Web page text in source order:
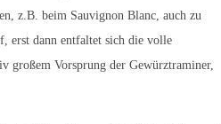
z.B. beim Sauvignon Blanc, auch zu
erst dann entfaltet sich die volle
großem Vorsprung der Gewürztraminer,